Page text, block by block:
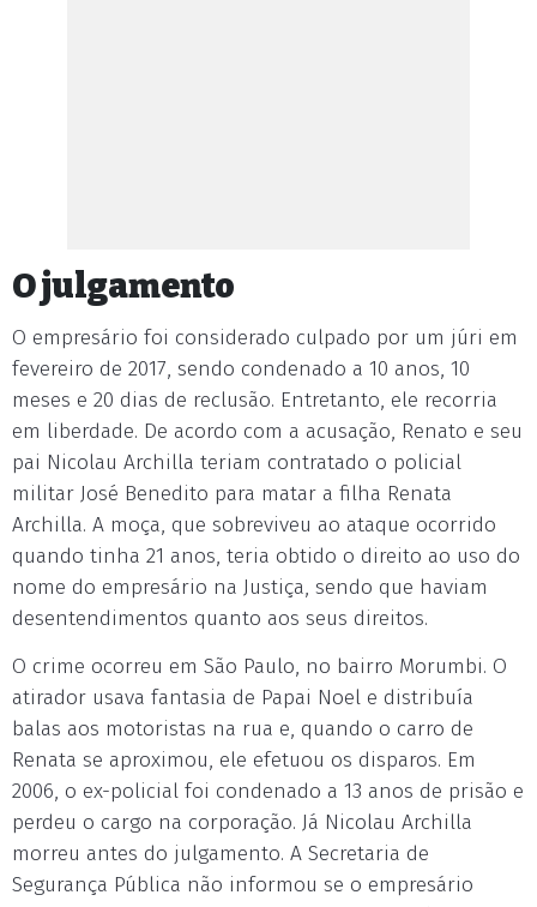
O julgamento
O empresário foi considerado culpado por um júri em
fevereiro de 2017, sendo condenado a 10 anos, 10
meses e 20 dias de reclusão. Entretanto, ele recorria
em liberdade. De acordo com a acusação, Renato e seu
pai Nicolau Archilla teriam contratado o policial
militar José Benedito para matar a filha Renata
Archilla. A moça, que sobreviveu ao ataque ocorrido
quando tinha 21 anos, teria obtido o direito ao uso do
nome do empresário na Justiça, sendo que haviam
desentendimentos quanto aos seus direitos.
O crime ocorreu em São Paulo, no bairro Morumbi. O
atirador usava fantasia de Papai Noel e distribuía
balas aos motoristas na rua e, quando o carro de
Renata se aproximou, ele efetuou os disparos. Em
2006, o ex-policial foi condenado a 13 anos de prisão e
perdeu o cargo na corporação. Já Nicolau Archilla
morreu antes do julgamento. A Secretaria de
Segurança Pública não informou se o empresário